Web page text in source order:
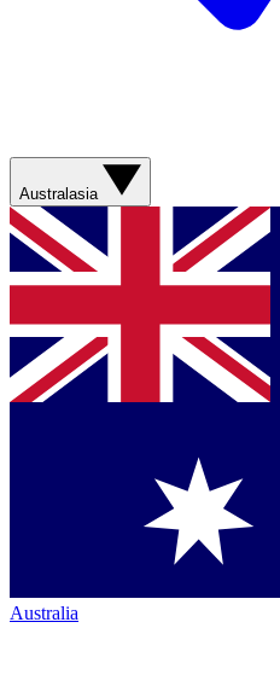
Australasia
Australia